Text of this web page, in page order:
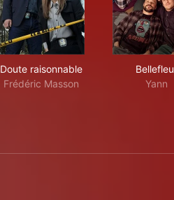
Doute raisonnable
Frédéric Masson
Yann